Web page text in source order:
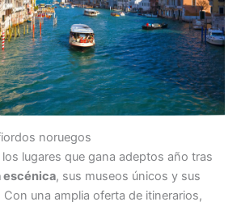
noruegos
lugares que gana adeptos año tras
escénica, sus museos únicos y sus
una amplia oferta de itinerarios,